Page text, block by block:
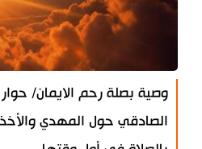
وصية بصلة رحم الايمان/
الصادقي حول المهدي والأخذ